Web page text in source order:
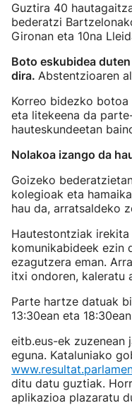
Guztira 40
bederatzi
Gironan eta 10na
Boto eskubidea
dira. Abstentzioaren
Korreo bidezko
eta litekeena da
hauteskundeetan
Nolakoa izango da
Goizeko
kolegioak eta
hau da, arratsaldeko
Hautestontziak
komunikabideek ezin
ezagutzera eman.
itxi ondoren, kaleratu
Parte hartze datuak
13:30ean eta
eitb.eus-ek zuzenean
eguna. Kataluniako
ditu datu guztiak.
aplikazioa plazaratu